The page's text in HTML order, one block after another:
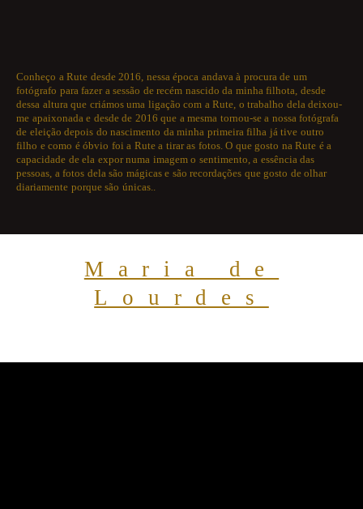
Conheço a Rute desde 2016, nessa época andava à procura de um
fotógrafo para fazer a sessão de recém nascido da minha filhota, desde
dessa altura que criámos uma ligação com a Rute, o trabalho dela deixou-
me apaixonada e desde de 2016 que a mesma tornou-se a nossa fotógrafa
de eleição depois do nascimento da minha primeira filha já tive outro
filho e como é óbvio foi a Rute a tirar as fotos. O que gosto na Rute é a
capacidade de ela expor numa imagem o sentimento, a essência das
pessoas, a fotos dela são mágicas e são recordações que gosto de olhar
diariamente porque são únicas..
Maria de
Lourdes